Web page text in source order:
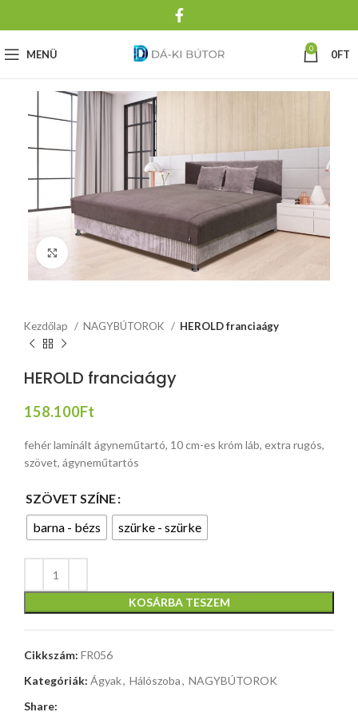
MENÜ 0 0FT
Click to enlarge
Kezdőlap NAGYBÚTOROK HEROLD franciaágy
HEROLD franciaágy
158.100Ft
fehér laminált ágyneműtartó, 10 cm-es króm láb, extra rugós,
szövet, ágyneműtartós
SZÖVET SZÍNE
barna - bézs
szürke - szürke
KOSÁRBA TESZEM
Cikkszám: FR056
Kategóriák: Ágyak, Hálószoba, NAGYBÚTOROK
Share: